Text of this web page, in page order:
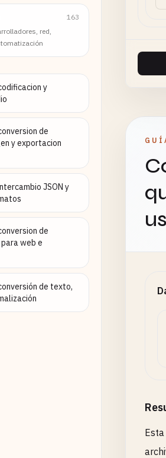
163
red,
y
de
y exportacion
JSON y
de
web e
de texto,